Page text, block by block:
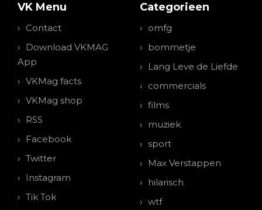
VK Menu
Contact
Download VKMAG
App
VKMag facts
VKMag shop
RSS
Facebook
Twitter
Instagram
Tik Tok
Categorieen
omfg
bommetje
Lang Leve de Liefde
commercials
films
muziek
sport
Max Verstappen
hilarisch
wtf